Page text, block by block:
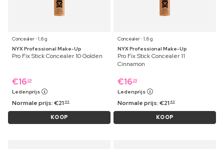
Concealer ⋅ 1,6 g
NYX Professional Make-Up
Pro Fix Stick Concealer 10 Golden
€16 29
Ledenprijs
Normale prijs:€21 49
KOOP
Concealer ⋅ 1,6 g
NYX Professional Make-Up
Pro Fix Stick Concealer 11
Cinnamon
€16 29
Ledenprijs
Normale prijs:€21 49
KOOP